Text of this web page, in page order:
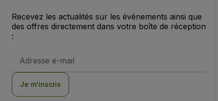
Recevez les actualités sur les événements ainsi que
des offres directement dans votre boîte de réception
:
e-
Je m’inscris